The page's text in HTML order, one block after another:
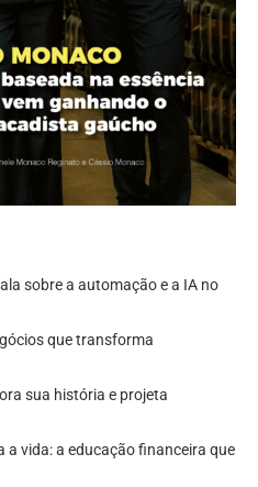
sobre a automação e a IA no
que transforma
sua história e projeta
a vida: a educação financeira que